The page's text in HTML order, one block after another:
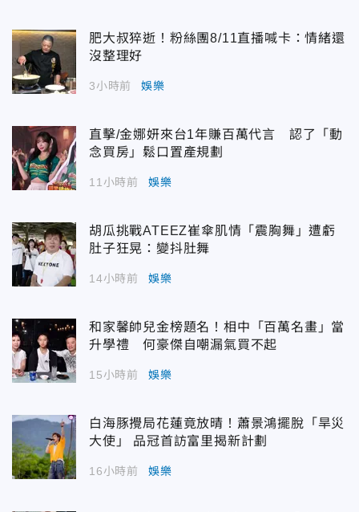
肥大叔猝逝！粉絲團8/11直播喊卡：情緒還
沒整理好
3小時前 娛樂
直擊/金娜妍來台1年賺百萬代言 認了「動
念買房」鬆口置產規劃
11小時前 娛樂
胡瓜挑戰ATEEZ崔傘肌情「震胸舞」遭虧
肚子狂晃：變抖肚舞
14小時前 娛樂
和家馨帥兒金榜題名！相中「百萬名畫」當
升學禮 何豪傑自嘲漏氣買不起
15小時前 娛樂
白海豚攪局花蓮竟放晴！蕭景鴻擺脫「旱災
大使」 品冠首訪富里揭新計劃
16小時前 娛樂